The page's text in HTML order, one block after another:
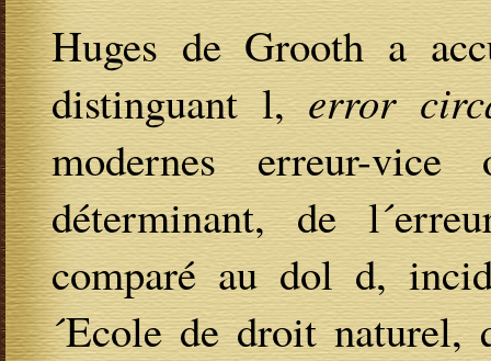
Huges de Grooth a
distinguant l, error
modernes erreur-
déterminant, de
comparé au dol d,
´Ecole de droit naturel,